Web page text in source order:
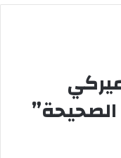
الصحيحة”